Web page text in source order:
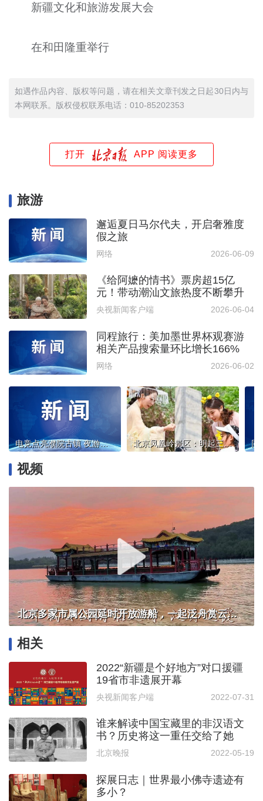
新疆文化和旅游发展大会
在和田隆重举行
如遇作品内容、版权等问题，请在相关文章刊发之日起30日内与
本网联系。版权侵权联系电话：010-85202353
打开 APP 阅读更多
旅游
邂逅夏日马尔代夫，开启奢雅度
假之旅
网络 2026-06-09
《给阿嬷的情书》票房超15亿
元！带动潮汕文旅热度不断攀升
央视新闻客户端 2026-06-04
同程旅行：美加墨世界杯观赛游
相关产品搜索量环比增长166%
网络 2026-06-02
电竞点亮濮院古镇 夜游焕新体验 濮院古镇探索文旅融合新路径 北京凤凰岭景区：明起三天，“一大一小”可免门票入园
视频
北京多家市属公园延时开放游船，一起泛舟赏云霞！
相关
2022“新疆是个好地方”对口援疆
19省市非遗展开幕
央视新闻客户端 2022-07-31
谁来解读中国宝藏里的非汉语文
书？历史将这一重任交给了她
北京晚报 2022-05-19
探展日志｜世界最小佛寺遗迹有
多小？